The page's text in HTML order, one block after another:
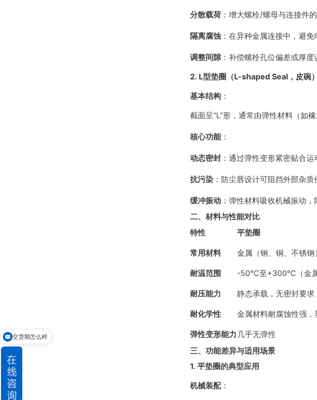
分散载荷：增大螺栓/螺母与连接件
隔离腐蚀：在异种金属连接中，避免
调整间隙：补偿螺栓孔位偏差或厚度
2. L型垫圈（L-shaped Seal，皮碗）
基本结构：
截面呈“L”形，通常由弹性材料（如
核心功能：
动态密封：通过弹性变形紧密贴合运
抗污染：防尘唇设计可阻挡外部杂质
缓冲振动：弹性材料吸收机械振动，
二、材料与性能对比
特性
平垫圈
常用材料 金属（钢、铜、不锈
耐温范围 -50°C至+300°C（金属
耐压能力 静态承载，无密封要求
耐化学性 金属材料耐腐蚀性强
弹性变形能力 几乎无弹性
三、功能差异与适用场景
1. 平垫圈的典型应用
机械装配：